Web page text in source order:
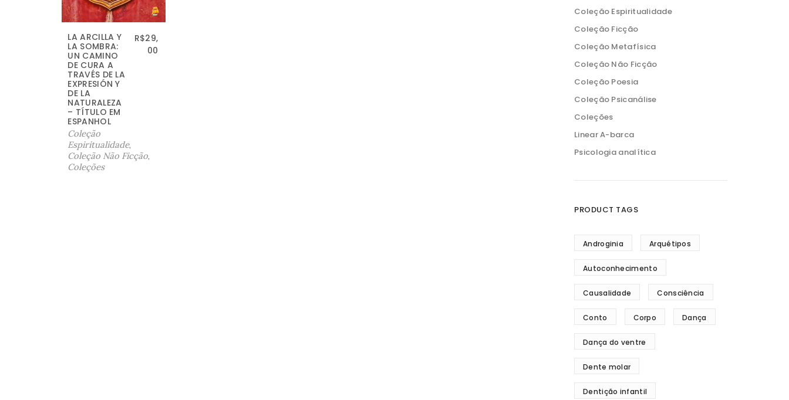
LA ARCILLA Y
LA SOMBRA:
UN CAMINO
DE CURA A
TRAVÉS DE LA
EXPRESIÓN Y
DE LA
NATURALEZA
– TÍTULO EM
ESPANHOL
R$29,
00
Coleção
Espiritualidade,
Coleção Não Ficção,
Coleções
Coleção Espiritualidade
Coleção Ficção
Coleção Metafísica
Coleção Não Ficção
Coleção Poesia
Coleção Psicanálise
Coleções
Linear A-barca
Psicologia analítica
PRODUCT TAGS
Androginia Arquétipos
Autoconhecimento
Causalidade Consciência
Conto Corpo Dança
Dança do ventre
Dente molar
Dentição infantil